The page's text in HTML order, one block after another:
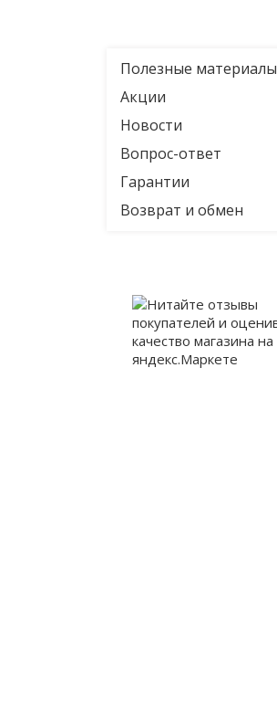
Полезные материалы
Акции
Новости
Вопрос-ответ
Гарантии
Возврат и обмен